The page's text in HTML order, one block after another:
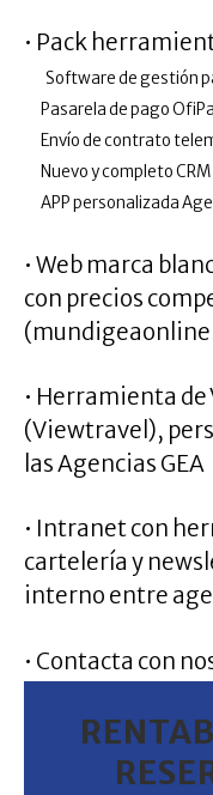
• Pack
Software de gestión
Pasarela de pago
Envío de contrato
Nuevo y completo
APP personalizada
• Web marca
con precios
• Herramienta
(Viewtravel),
las Agencias GEA
• Intranet con
cartelería y
interno entre
• Contacta con